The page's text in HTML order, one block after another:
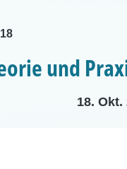
und
18. Okt.